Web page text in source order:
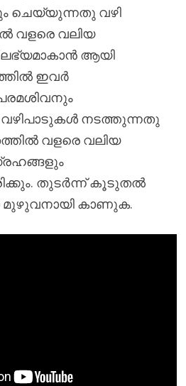
ചെയ്യുന്നതു വഴി
വളരെ വലിയ
ആയി
ഇവർ
വഴിപാടുകൾ നടത്തുന്നതു
വളരെ വലിയ
തുടർന്ന് കൂടുതൽ
മുഴുവനായി കാണുക.